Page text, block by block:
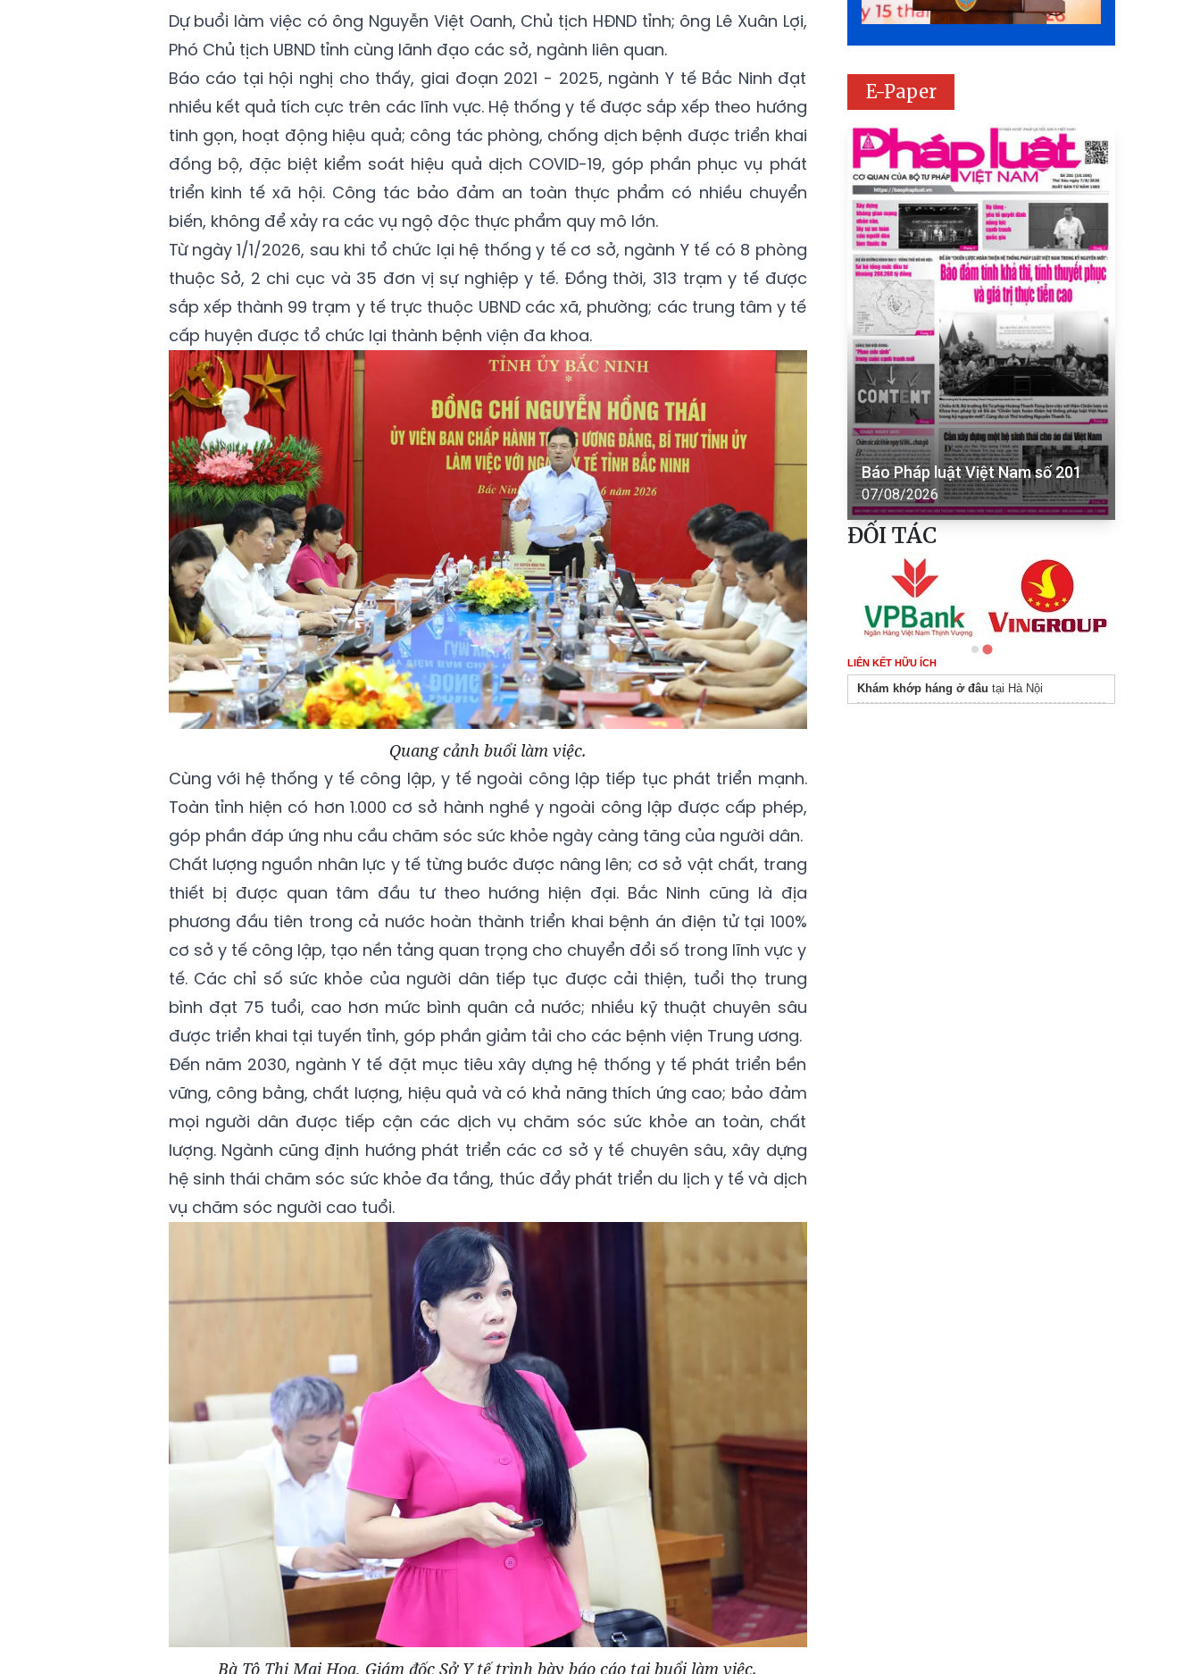
Dự buổi làm việc có ông Nguyễn Việt Oanh, Chủ tịch HĐND tỉnh; ông Lê Xuân Lợi,
Phó Chủ tịch UBND tỉnh cùng lãnh đạo các sở, ngành liên quan.
Báo cáo tại hội nghị cho thấy, giai đoạn 2021 - 2025, ngành Y tế Bắc Ninh đạt
nhiều kết quả tích cực trên các lĩnh vực. Hệ thống y tế được sắp xếp theo hướng
tinh gọn, hoạt động hiệu quả; công tác phòng, chống dịch bệnh được triển khai
đồng bộ, đặc biệt kiểm soát hiệu quả dịch COVID-19, góp phần phục vụ phát
triển kinh tế xã hội. Công tác bảo đảm an toàn thực phẩm có nhiều chuyển
biến, không để xảy ra các vụ ngộ độc thực phẩm quy mô lớn.
Từ ngày 1/1/2026, sau khi tổ chức lại hệ thống y tế cơ sở, ngành Y tế có 8 phòng
thuộc Sở, 2 chi cục và 35 đơn vị sự nghiệp y tế. Đồng thời, 313 trạm y tế được
sắp xếp thành 99 trạm y tế trực thuộc UBND các xã, phường; các trung tâm y tế
cấp huyện được tổ chức lại thành bệnh viện đa khoa.
Quang cảnh buổi làm việc.
Cùng với hệ thống y tế công lập, y tế ngoài công lập tiếp tục phát triển mạnh.
Toàn tỉnh hiện có hơn 1.000 cơ sở hành nghề y ngoài công lập được cấp phép,
góp phần đáp ứng nhu cầu chăm sóc sức khỏe ngày càng tăng của người dân.
Chất lượng nguồn nhân lực y tế từng bước được nâng lên; cơ sở vật chất, trang
thiết bị được quan tâm đầu tư theo hướng hiện đại. Bắc Ninh cũng là địa
phương đầu tiên trong cả nước hoàn thành triển khai bệnh án điện tử tại 100%
cơ sở y tế công lập, tạo nền tảng quan trọng cho chuyển đổi số trong lĩnh vực y
tế. Các chỉ số sức khỏe của người dân tiếp tục được cải thiện, tuổi thọ trung
bình đạt 75 tuổi, cao hơn mức bình quân cả nước; nhiều kỹ thuật chuyên sâu
được triển khai tại tuyến tỉnh, góp phần giảm tải cho các bệnh viện Trung ương.
Đến năm 2030, ngành Y tế đặt mục tiêu xây dựng hệ thống y tế phát triển bền
vững, công bằng, chất lượng, hiệu quả và có khả năng thích ứng cao; bảo đảm
mọi người dân được tiếp cận các dịch vụ chăm sóc sức khỏe an toàn, chất
lượng. Ngành cũng định hướng phát triển các cơ sở y tế chuyên sâu, xây dựng
hệ sinh thái chăm sóc sức khỏe đa tầng, thúc đẩy phát triển du lịch y tế và dịch
vụ chăm sóc người cao tuổi.
Bà Tô Thị Mai Hoa, Giám đốc Sở Y tế trình bày báo cáo tại buổi làm việc.
E-Paper
Báo Pháp luật Việt Nam số 201
07/08/2026
ĐỐI TÁC
LIÊN KẾT HỮU ÍCH
Khám khớp háng ở đâu tại Hà Nội